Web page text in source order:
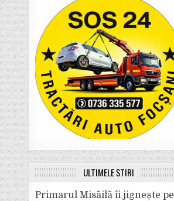
ULTIMELE ȘTIRI
Primarul Misăilă îi jignește pe